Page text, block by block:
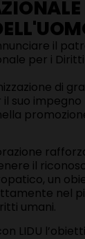
il
per i
di
suo impegno
il
un
nel
umani.
LIDU